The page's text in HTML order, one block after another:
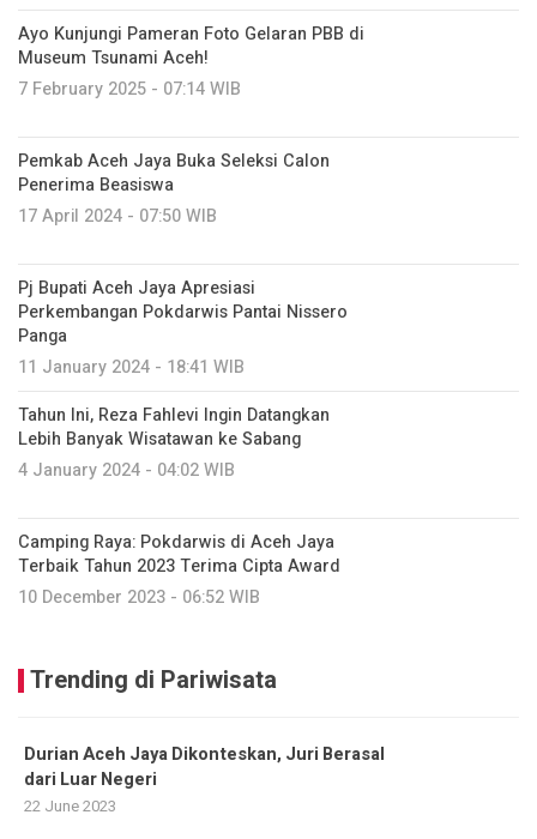
Ayo Kunjungi Pameran Foto Gelaran PBB di
Museum Tsunami Aceh!
7 February 2025 - 07:14 WIB
Pemkab Aceh Jaya Buka Seleksi Calon
Penerima Beasiswa
17 April 2024 - 07:50 WIB
Pj Bupati Aceh Jaya Apresiasi
Perkembangan Pokdarwis Pantai Nissero
Panga
11 January 2024 - 18:41 WIB
Tahun Ini, Reza Fahlevi Ingin Datangkan
Lebih Banyak Wisatawan ke Sabang
4 January 2024 - 04:02 WIB
Camping Raya: Pokdarwis di Aceh Jaya
Terbaik Tahun 2023 Terima Cipta Award
10 December 2023 - 06:52 WIB
Trending di Pariwisata
Durian Aceh Jaya Dikonteskan, Juri Berasal
dari Luar Negeri
22 June 2023